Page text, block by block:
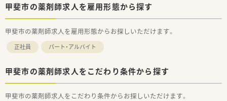
■残業時間の削減や年2回の連続休暇取得など、ワークライフバ
ランスも推進しています。
■安心して健康的に働けるからこそ、充分に力を発揮でき、心か
らやりがいを感じ成長できます。
≪スキル、知識を幅広く身に着けキャリアアップが可能≫
学び続けることが重要です。
■年次研修だけでなく、調剤技術研修によって継続的に学び続け
ることができます。
■研修は業務時間内で実施し、オンとオフをしっかり切り替えて
甲斐市の薬剤師求人を雇用形態から探す
甲斐市の薬剤師求人を雇用形態からお探しいただけます。
正社員 パート・アルバイト
甲斐市の薬剤師求人をこだわり条件から探す
甲斐市の薬剤師求人をこだわり条件からお探しいただけます。